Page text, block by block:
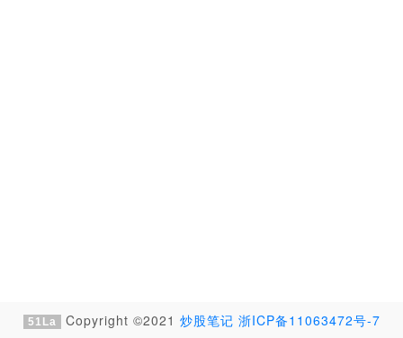
51La Copyright ©2021 炒股笔记 浙ICP备11063472号-7